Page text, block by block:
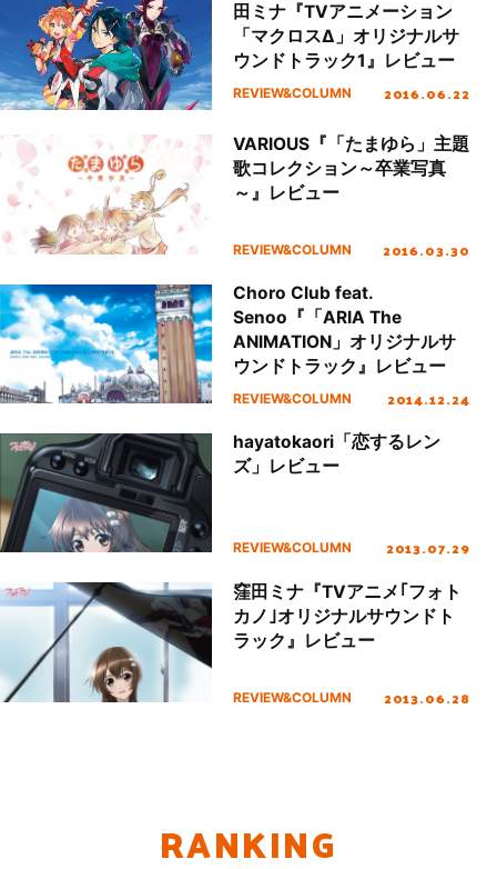
田ミナ『TVアニメーション
「マクロスΔ」オリジナルサ
ウンドトラック1』レビュー
REVIEW&COLUMN 2016.06.22
VARIOUS『「たまゆら」主題
歌コレクション～卒業写真
～』レビュー
REVIEW&COLUMN 2016.03.30
Choro Club feat.
Senoo『「ARIA The
ANIMATION」オリジナルサ
ウンドトラック』レビュー
REVIEW&COLUMN 2014.12.24
hayatokaori「恋するレン
ズ」レビュー
REVIEW&COLUMN 2013.07.29
窪田ミナ『TVアニメ｢フォト
カノ｣オリジナルサウンドト
ラック』レビュー
REVIEW&COLUMN 2013.06.28
RANKING